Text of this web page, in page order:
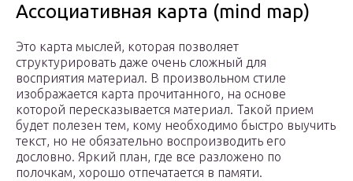
Ассоциативная карта (mind map)
Это карта мыслей, которая позволяет
структурировать даже очень сложный для
восприятия материал. В произвольном стиле
изображается карта прочитанного, на основе
которой пересказывается материал. Такой прием
будет полезен тем, кому необходимо быстро выучить
текст, но не обязательно воспроизводить его
дословно. Яркий план, где все разложено по
полочкам, хорошо отпечатается в памяти.